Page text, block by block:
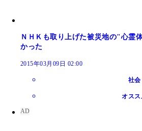
ＮＨＫも取り上げた被災地の"心霊
かった
2015年03月09日 02:00
社会
オスス